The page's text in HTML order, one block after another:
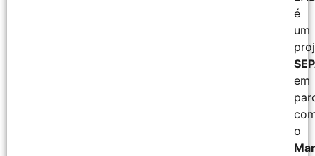
é
um
em
o